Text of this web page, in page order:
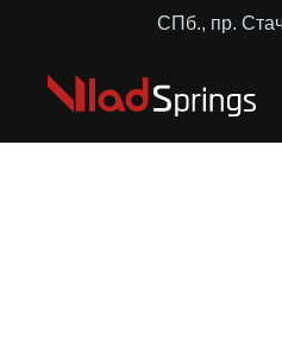
СПб., пр.